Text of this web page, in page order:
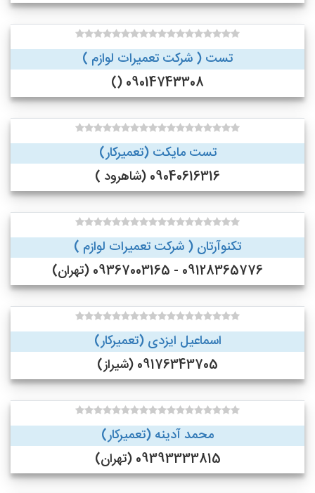
تست ( شرکت تعمیرات لوازم )
09014743308 ()
تست مایکت (تعمیرکار)
09040616316 (شاهرود )
تکنوآرتان ( شرکت تعمیرات لوازم )
09128365776 - 09367003165 (تهران)
اسماعیل ایزدی (تعمیرکار)
09176343705 (شیراز)
محمد آدینه (تعمیرکار)
09393333815 (تهران)